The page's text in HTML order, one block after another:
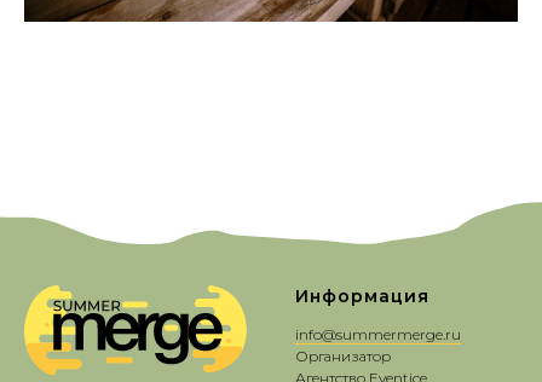
Информация
info@summermerge.ru
Организатор
Агентство Eventice